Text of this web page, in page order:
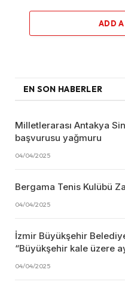
ADD
EN SON HABERLER
Milletlerarası Antakya
başvurusu yağmuru
04/04/2025
Bergama Tenis Kulübü
04/04/2025
İzmir Büyükşehir
“Büyükşehir kale üzere
04/04/2025